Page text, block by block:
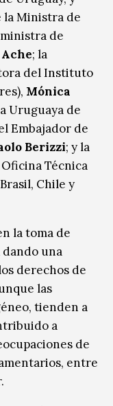
la Ministra de
de
; la
del Instituto
Mónica
Uruguaya de
Embajador de
Berizzi; y la
Técnica
Chile y
la toma de
una
derechos de
las
tienden a
a
de
entre